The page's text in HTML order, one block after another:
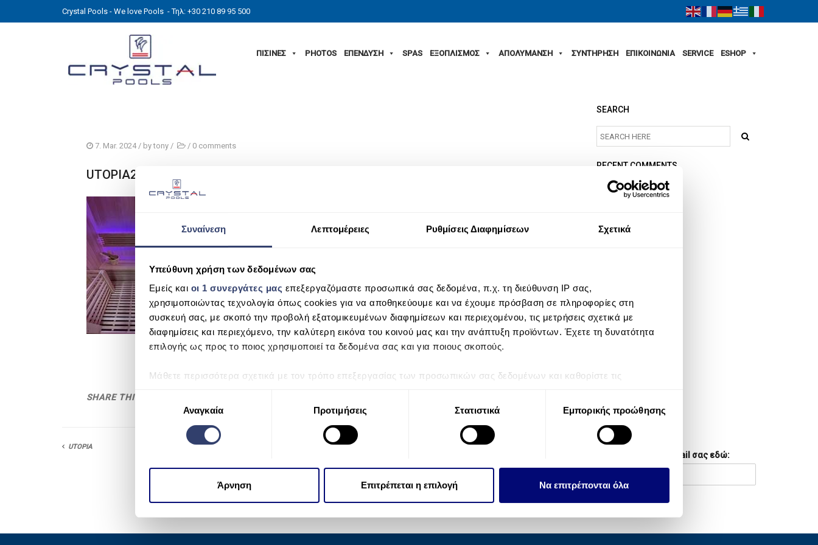
Συναίνεση Λεπτομέρειες Ρυθμίσεις Διαφημίσεων Σχετικά
Υπεύθυνη χρήση των δεδομένων σας
Εμείς και οι 1 συνεργάτες μας επεξεργαζόμαστε προσωπικά σας δεδομένα, π.χ. τη διεύθυνση IP σας,
χρησιμοποιώντας τεχνολογία όπως cookies για να αποθηκεύουμε και να έχουμε πρόσβαση σε πληροφορίες στη
συσκευή σας, με σκοπό την προβολή εξατομικευμένων διαφημίσεων και περιεχομένου, τις μετρήσεις σχετικά με
διαφημίσεις και περιεχόμενο, την καλύτερη εικόνα του κοινού μας και την ανάπτυξη προϊόντων. Έχετε τη δυνατότητα
επιλογής ως προς το ποιος χρησιμοποιεί τα δεδομένα σας και για ποιους σκοπούς.
Μάθετε περισσότερα σχετικά με τον τρόπο επεξεργασίας των προσωπικών σας δεδομένων και καθορίστε τις
πάσα στιγμή από τη Δήλωση Cookies.
Χρησιμοποιούμε cookie για την εξατομίκευση περιεχομένου και διαφημίσεων, την παροχή λειτουργιών κοινωνικών
από μέρους σας χρήση των υπηρεσιών τους.
Ε
υ
Αναγκαία Προτιμήσεις Στατιστικά Εμπορικής προώθησης
Άρνηση Επιτρέπεται η επιλογή Να επιτρέπονται όλα
Crystal Pools - We love Pools - Τηλ: +30 210 89 95 500
ΠΙΣΙΝΕΣ PHOTOS ΕΠΕΝΔΥΣΗ SPAS ΕΞΟΠΛΙΣΜΟΣ ΑΠΟΛΥΜΑΝΣΗ ΣΥΝΤΗΡΗΣΗ ΕΠΙΚΟΙΝΩΝΙΑ SERVICE ESHOP
7. Mar. 2024/ bytony / / 0 comments
UTOPIA2
SHARE THIS
UTOPIA
SEARCH
RECENT COMMENTS
ARCHIVES
CATEGORIES
Log in
Comments feed
NEWSLETTER
Συμπληρώστε το email σας εδώ: